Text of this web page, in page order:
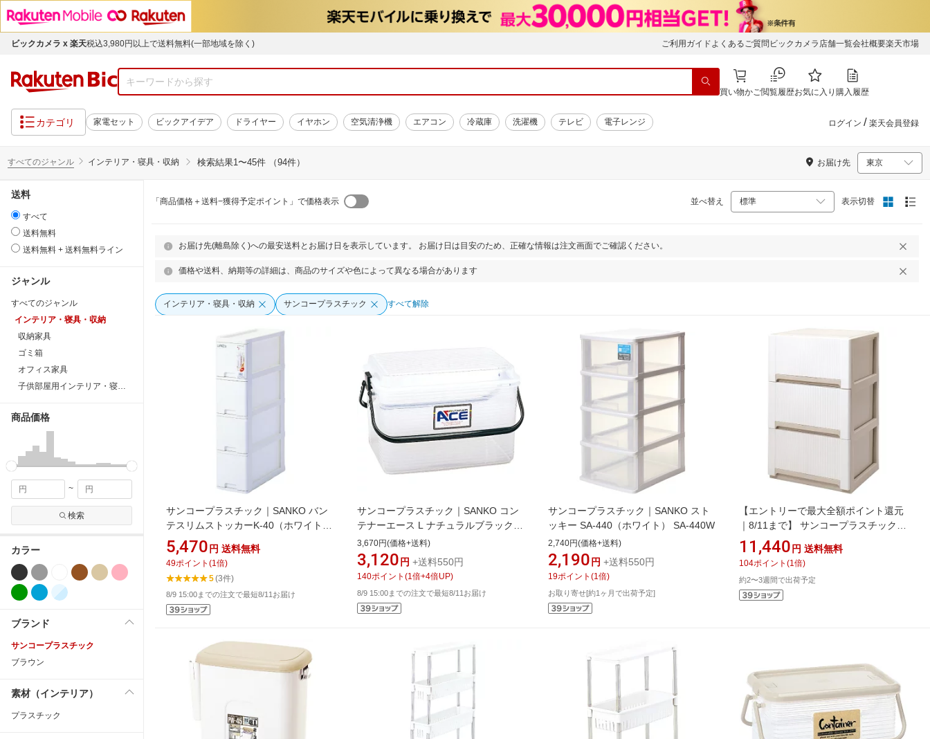
ビックカメラ x 楽天税込3,980円以上で送料無料(一部地域を除く) ご利用ガイド よくあるご質問 ビックカメラ店舗一覧会社概要楽天市場
買い物かご閲覧履歴お気に入り 購入履歴
カテゴリ 家電セット ビックアイデア ドライヤー イヤホン 空気清浄機 エアコン 冷蔵庫 洗濯機 テレビ 電子レンジ ログイン / 楽天会員登録
すべてのジャンル インテリア・寝具・収納 検索結果1〜45件 （94件） お届け先
送料
すべて
送料無料
送料無料 + 送料無料ライン
ジャンル
すべてのジャンル
インテリア・寝具・収納
収納家具
ゴミ箱
オフィス家具
商品価格
~
検索
カラー
ブランド
サンコープラスチック
ブラウン
素材（インテリア）
プラスチック
「商品価格＋送料−獲得予定ポイント」で価格表示 並べ替え 表示切替
お届け先(離島除く)への最安送料とお届け日を表示しています。 お届け日は目安のため、正確な情報は注文画面でご確認ください。
価格や送料、納期等の詳細は、商品のサイズや色によって異なる場合があります
インテリア・寝具・収納 サンコープラスチック すべて解除
サンコープラスチック｜SANKO バン
テスリムストッカーK-40（ホワイト）
K-40W
5,470 円 送料無料
49ポイント (1 倍)
5(3件)
8/9 15:00までの注文で最短8/11お届け
サンコープラスチック｜SANKO コン
テナーエース L ナチュラルブラック
16417
3,670円(価格+送料)
3,120 円 +送料550円
140ポイント (1 倍+4倍UP)
8/9 15:00までの注文で最短8/11お届け
サンコープラスチック｜SANKO スト
ッキー SA-440（ホワイト） SA-440W
2,740円(価格+送料)
2,190 円 +送料550円
19ポイント (1 倍)
お取り寄せ[約1ヶ月で出荷予定]
【エントリーで最大全額ポイント還元
｜8/11まで】 サンコープラスチック｜
SANKO オーラ 50 深型3段 ホワイト
41996
11,440 円 送料無料
104ポイント (1 倍)
約2〜3週間で出荷予定